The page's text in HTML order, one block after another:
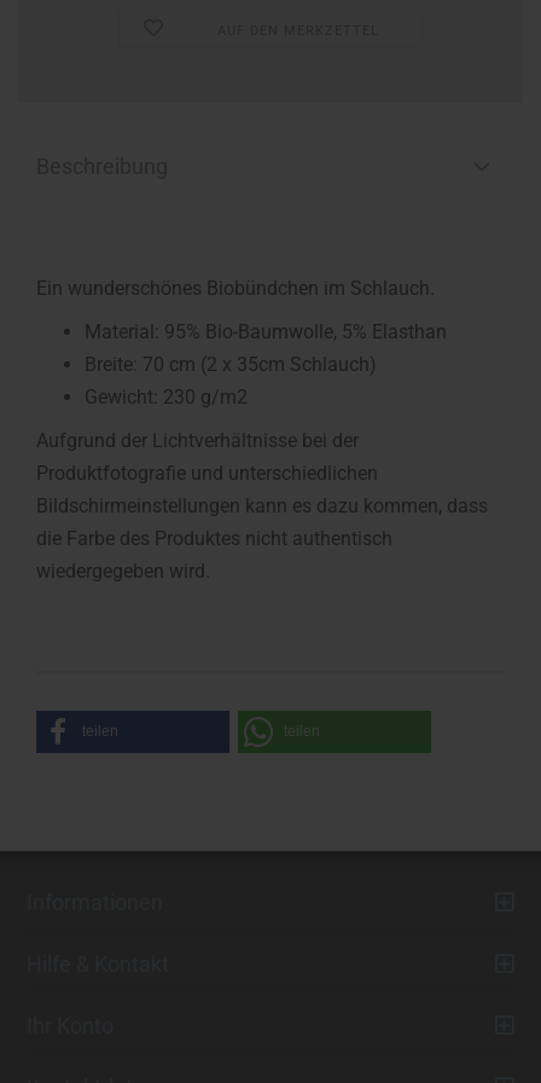
Ein wunderschönes Biobündchen im Schlauch.
Material: 95% Bio-Baumwolle, 5% Elasthan
Breite: 70 cm (2 x 35cm Schlauch)
Gewicht: 230 g/m2
Aufgrund der Lichtverhältnisse bei der
Produktfotografie und unterschiedlichen
Bildschirmeinstellungen kann es dazu kommen, dass
die Farbe des Produktes nicht authentisch
wiedergegeben wird.
teilen teilen